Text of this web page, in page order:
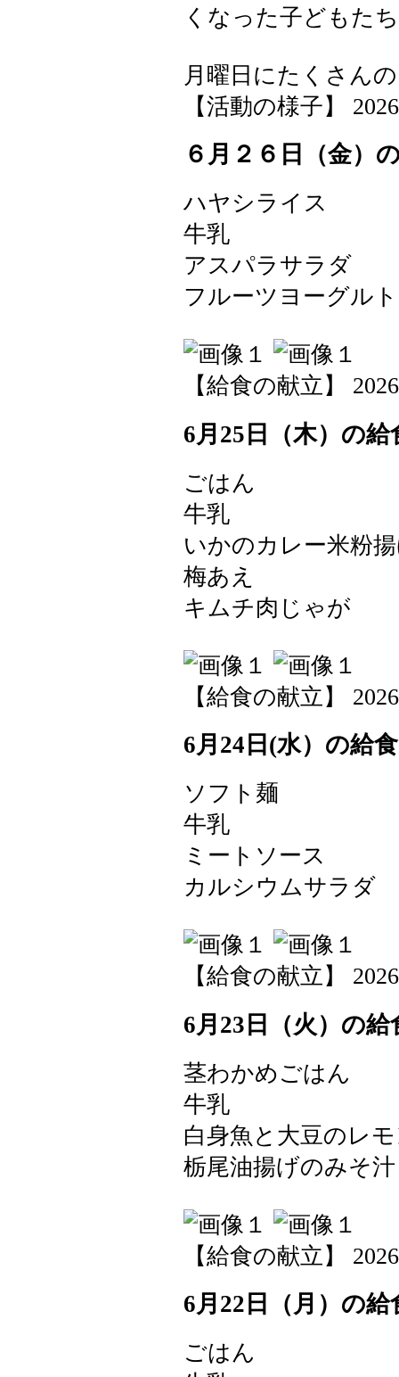
くなった子どもた
月曜日にたくさん
【活動の様子】
６月２６日（金）
ハヤシライス
牛乳
アスパラサラダ
フルーツヨーグルト
【給食の献立】
6月25日（木）の給
ごはん
牛乳
いかのカレー米粉
梅あえ
キムチ肉じゃが
【給食の献立】
6月24日(水）の給食
ソフト麺
牛乳
ミートソース
カルシウムサラダ
【給食の献立】
6月23日（火）の給
茎わかめごはん
牛乳
白身魚と大豆のレ
栃尾油揚げのみそ汁
【給食の献立】
6月22日（月）の給
ごはん